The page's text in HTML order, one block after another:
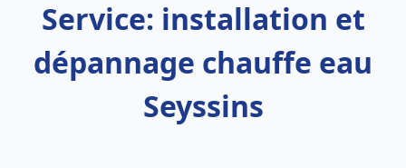
Service: installation et
dépannage chauffe eau
Seyssins